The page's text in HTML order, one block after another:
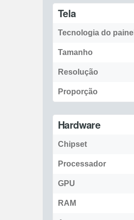
Tela
Tecnologia do painel
Tamanho
Resolução
Proporção
Hardware
Chipset
Processador
GPU
RAM